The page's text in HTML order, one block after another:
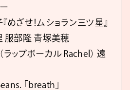
めざせ！ムショラン三ツ星』
服部隆 青塚美穂
ラップボーカル Rachel） 遠
「breath」